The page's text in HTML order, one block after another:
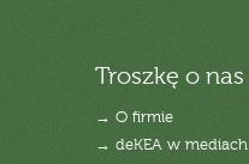
Troszkę o nas
→ O firmie
→ deKEA w mediach